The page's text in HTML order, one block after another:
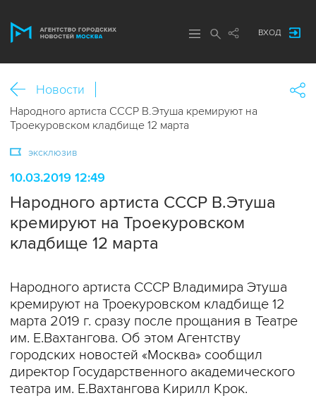
ВХОД
Новости
Народного артиста СССР В.Этуша кремируют на
Троекуровском кладбище 12 марта
эксклюзив
10.03.2019 12:49
Народного артиста СССР В.Этуша
кремируют на Троекуровском
кладбище 12 марта
Народного артиста СССР Владимира Этуша
кремируют на Троекуровском кладбище 12
марта 2019 г. сразу после прощания в Театре
им. Е.Вахтангова. Об этом Агентству
городских новостей «Москва» сообщил
директор Государственного академического
театра им. Е.Вахтангова Кирилл Крок.